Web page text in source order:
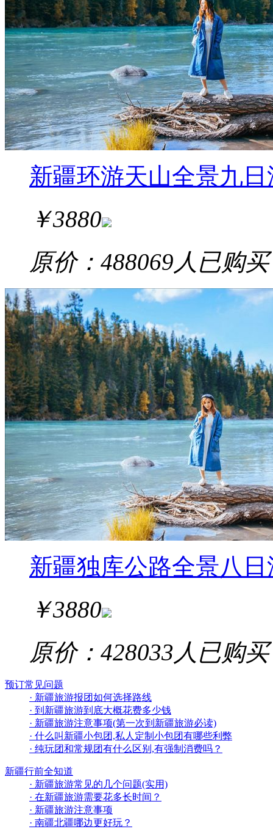
新疆环游天山全景九
￥3880
原价：488069 人已购买
新疆独库公路全景八
￥3880
原价：428033 人已购买
预订常见问题
· 新疆旅游报团如何选择路线
· 到新疆旅游到底大概花费多少钱
· 新疆旅游注意事项(第一次到新疆旅游必读)
· 什么叫新疆小包团,私人定制小包团有哪些利弊
· 纯玩团和常规团有什么区别,有强制消费吗？
新疆行前全知道
· 新疆旅游常见的几个问题(实用)
· 在新疆旅游需要花多长时间？
· 新疆旅游注意事项
· 南疆北疆哪边更好玩？